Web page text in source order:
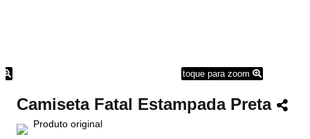
toque para zoom
Camiseta Fatal Estampada Preta
Produto original